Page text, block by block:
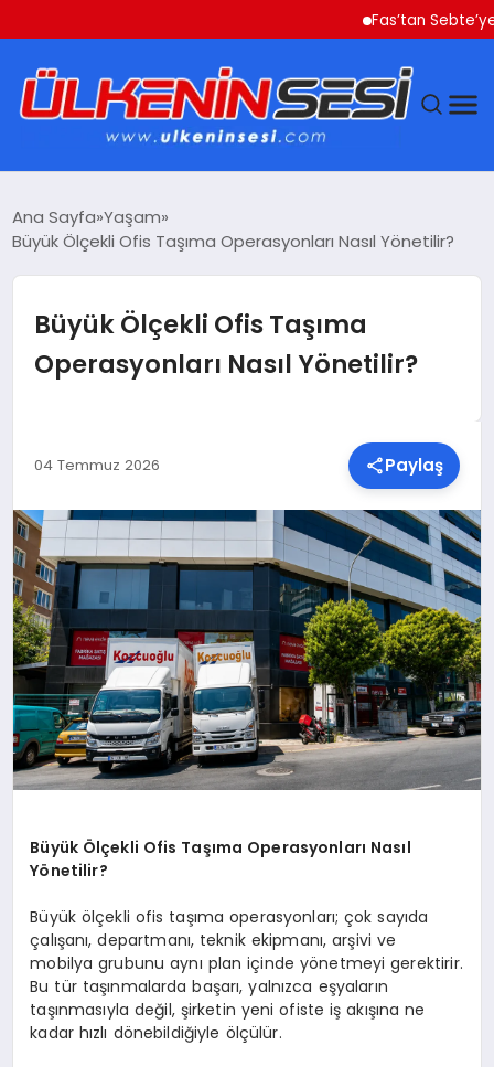
Fas’tan Sebte’ye
EKONOMI
GÜNDEM
MAGAZIN
SPOR
TEKNOLOJI
YAŞAM
MALATYA HABERLERI
Ana Sayfa Yaşam
Büyük Ölçekli Ofis Taşıma Operasyonları Nasıl Yönetilir?
Büyük Ölçekli Ofis Taşıma
Operasyonları Nasıl Yönetilir?
04 Temmuz 2026 Paylaş
Büyük Ölçekli Ofis Taşıma Operasyonları Nasıl
Yönetilir?
Büyük ölçekli ofis taşıma operasyonları; çok sayıda
çalışanı, departmanı, teknik ekipmanı, arşivi ve
mobilya grubunu aynı plan içinde yönetmeyi gerektirir.
Bu tür taşınmalarda başarı, yalnızca eşyaların
taşınmasıyla değil, şirketin yeni ofiste iş akışına ne
kadar hızlı dönebildiğiyle ölçülür.